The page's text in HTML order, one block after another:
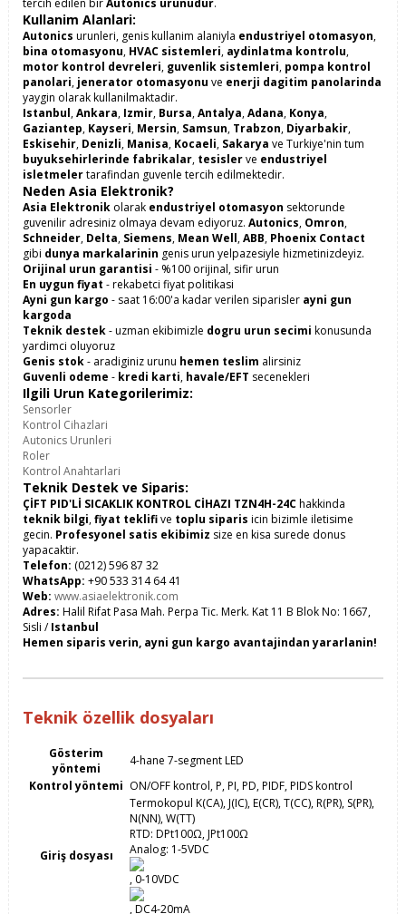
Kullanim Alanlari:
Autonics urunleri, genis kullanim alaniyla endustriyel otomasyon,
bina otomasyonu, HVAC sistemleri, aydinlatma kontrolu,
motor kontrol devreleri, guvenlik sistemleri, pompa kontrol
panolari, jenerator otomasyonu ve enerji dagitim panolarinda
yaygin olarak kullanilmaktadir.
Istanbul,Ankara, Izmir, Bursa,Antalya,Adana, Konya,
Gaziantep, Kayseri, Mersin, Samsun, Trabzon, Diyarbakir,
Eskisehir, Denizli, Manisa, Kocaeli, Sakarya ve Turkiye'nin tum
buyuksehirlerinde fabrikalar, tesislerve endustriyel
isletmelertarafindan guvenle tercih edilmektedir.
Neden Asia Elektronik?
Asia Elektronik olarak endustriyel otomasyon sektorunde
guvenilir adresiniz olmaya devam ediyoruz.Autonics, Omron,
Schneider, Delta, Siemens, Mean Well,ABB, Phoenix Contact
gibi dunya markalarinin genis urun yelpazesiyle hizmetinizdeyiz.
Orijinal urun garantisi - %100 orijinal, sifir urun
En uygun fiyat - rekabetci fiyat politikasi
Ayni gun kargo - saat 16:00'a kadar verilen siparisler ayni gun
kargoda
Teknik destek- uzman ekibimizle dogru urun secimi konusunda
yardimci oluyoruz
Genis stok- aradiginiz urunu hemen teslim alirsiniz
Guvenli odeme - kredi karti, havale/EFT secenekleri
Ilgili Urun Kategorilerimiz:
Sensorler
Kontrol Cihazlari
Autonics Urunleri
Roler
Kontrol Anahtarlari
Teknik Destek ve Siparis:
ÇİFT PID'Lİ SICAKLIK KONTROL CİHAZI TZN4H-24Chakkinda
teknik bilgi,fiyat teklifive toplu siparis icin bizimle iletisime
gecin. Profesyonel satis ekibimiz size en kisa surede donus
yapacaktir.
Telefon: (0212) 596 87 32
WhatsApp: +90 533 314 64 41
Web: www.asiaelektronik.com
Adres: Halil Rifat Pasa Mah. Perpa Tic. Merk. Kat 11 B Blok No: 1667,
Sisli /Istanbul
Hemen siparis verin, ayni gun kargo avantajindan yararlanin!
Teknik özellik dosyaları
Gösterim
yöntemi
4-hane 7-segment LED
Kontrol yöntemi ON/OFF kontrol, P, PI, PD, PIDF, PIDS kontrol
Giriş dosyası
Termokopul K(CA), J(IC), E(CR), T(CC), R(PR), S(PR),
N(NN), W(TT)
RTD: DPt100Ω, JPt100Ω
Analog: 1-5VDC
, 0-10VDC
, DC4-20mA